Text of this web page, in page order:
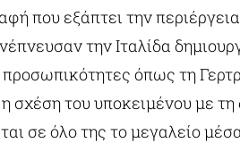
που εξάπτει την
την Ιταλίδα
όπως τη
σχέση του υποκειμένου με τη
σε όλο της το μεγαλείο